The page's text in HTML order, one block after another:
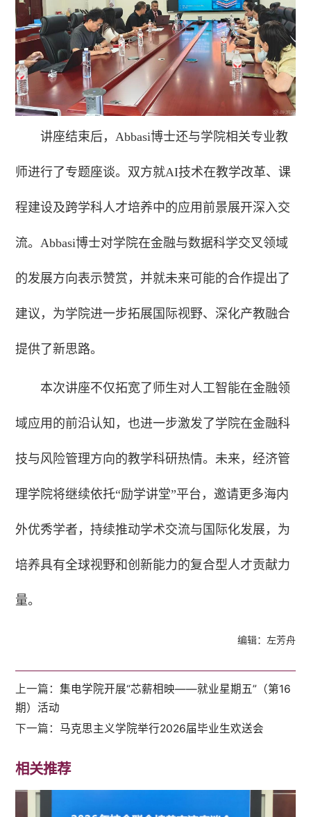
讲座结束后，Abbasi博士还与学院相关专业教
师进行了专题座谈。双方就AI技术在教学改革、课
程建设及跨学科人才培养中的应用前景展开深入交
流。Abbasi博士对学院在金融与数据科学交叉领域
的发展方向表示赞赏，并就未来可能的合作提出了
建议，为学院进一步拓展国际视野、深化产教融合
提供了新思路。
本次讲座不仅拓宽了师生对人工智能在金融领
域应用的前沿认知，也进一步激发了学院在金融科
技与风险管理方向的教学科研热情。未来，经济管
理学院将继续依托“励学讲堂”平台，邀请更多海内
外优秀学者，持续推动学术交流与国际化发展，为
培养具有全球视野和创新能力的复合型人才贡献力
量。
编辑：左芳舟
上一篇：集电学院开展“芯薪相映——就业星期五”（第16
期）活动
下一篇：马克思主义学院举行2026届毕业生欢送会
相关推荐